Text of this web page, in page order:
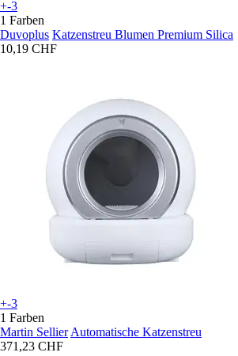
+-3
1 Farben
Duvoplus Katzenstreu Blumen Premium Silica
10,19 CHF
+-3
1 Farben
Martin Sellier Automatische Katzenstreu
371,23 CHF